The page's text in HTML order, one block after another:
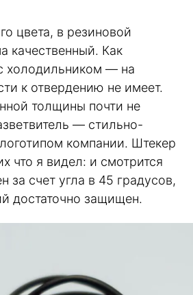
цвета, в резиновой
качественный. Как
холодильником — на
к отвердению не имеет.
толщины почти не
— стильно-
компании. Штекер
что я видел: и смотрится
за счет угла в 45 градусов,
достаточно защищен.